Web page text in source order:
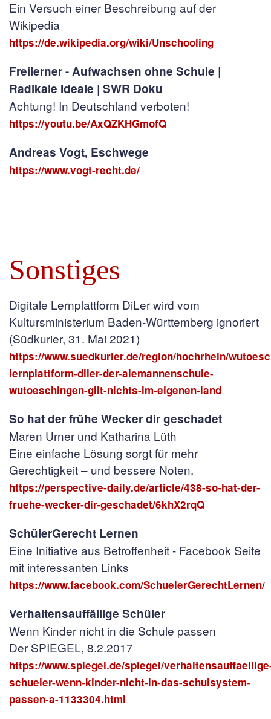
Ein Versuch einer Beschreibung auf der
Wikipedia
https://de.wikipedia.org/wiki/Unschooling
Freilerner - Aufwachsen ohne Schule |
Radikale Ideale | SWR Doku
Achtung! In Deutschland verboten!
https://youtu.be/AxQZKHGmofQ
Andreas Vogt, Eschwege
https://www.vogt-recht.de/
Sonstiges
Digitale Lernplattform DiLer wird vom
Kultursministerium Baden-Württemberg ignoriert
(Südkurier, 31. Mai 2021)
https://www.suedkurier.de/region/hochrhein/
lernplattform-diler-der-alemannenschule-
wutoeschingen-gilt-nichts-im-eigenen-land
So hat der frühe Wecker dir geschadet
Maren Urner und Katharina Lüth
Eine einfache Lösung sorgt für mehr
Gerechtigkeit – und bessere Noten.
https://perspective-daily.de/article/438-so-hat-der-
fruehe-wecker-dir-geschadet/6khX2rqQ
SchülerGerecht Lernen
Eine Initiative aus Betroffenheit - Facebook Seite
mit interessanten Links
https://www.facebook.com/SchuelerGerechtLernen/
Verhaltensauffällige Schüler
Wenn Kinder nicht in die Schule passen
Der SPIEGEL, 8.2.2017
https://www.spiegel.de/spiegel/
schueler-wenn-kinder-nicht-in-das-schulsystem-
passen-a-1133304.html